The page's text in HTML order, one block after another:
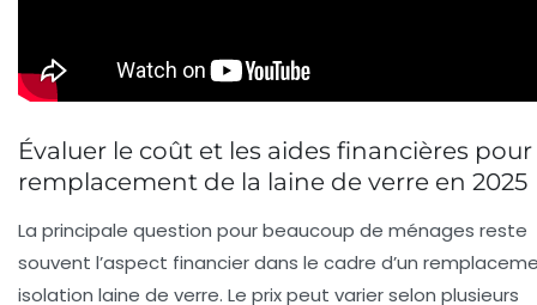
Évaluer le coût et les aides financières pour
remplacement de la laine de verre en 2025
La principale question pour beaucoup de ménages reste
souvent l’aspect financier dans le cadre d’un
isolation laine de verre. Le prix peut varier selon plusieurs